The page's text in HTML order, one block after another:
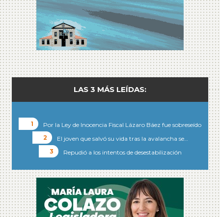
LAS 3 MÁS LEÍDAS:
Por la Ley de Inocencia Fiscal Lázaro Báez fue sobreseído
El joven que salvó su vida tras la avalancha se…
Repudió a los intentos de desestabilización